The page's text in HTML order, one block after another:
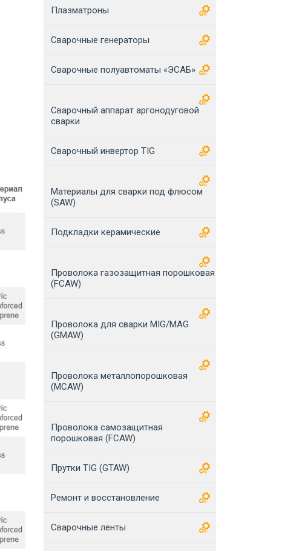
Плазматроны
Сварочные генераторы
Сварочные полуавтоматы «ЭСАБ»
Сварочный аппарат аргонодуговой
сварки
Сварочный инвертор TIG
Материалы для сварки под флюсом
(SAW)
Подкладки керамические
Проволока газозащитная порошковая
(FCAW)
Проволока для сварки MIG/MAG
(GMAW)
Проволока металлопорошковая
(MCAW)
Проволока самозащитная
порошковая (FCAW)
Прутки TIG (GTAW)
Ремонт и восстановление
Сварочные ленты